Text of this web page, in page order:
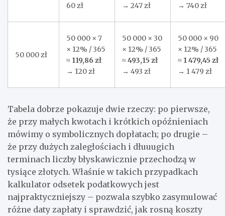
60 zł
→ 247 zł
→ 740 zł
50 000 zł
50 000 × 7
× 12% / 365
≈ 119,86 zł
→ 120 zł
50 000 × 30
× 12% / 365
≈ 493,15 zł
→ 493 zł
50 000 × 90
× 12% / 365
≈ 1 479,45 zł
→ 1 479 zł
Tabela dobrze pokazuje dwie rzeczy: po pierwsze,
że przy małych kwotach i krótkich opóźnieniach
mówimy o symbolicznych dopłatach; po drugie –
że przy dużych zaległościach i dłuuugich
terminach liczby błyskawicznie przechodzą w
tysiące złotych. Właśnie w takich przypadkach
kalkulator odsetek podatkowych jest
najpraktyczniejszy – pozwala szybko zasymulować
różne daty zapłaty i sprawdzić, jak rosną koszty